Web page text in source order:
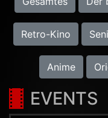
Retro-Kino
Anime
EVENTS